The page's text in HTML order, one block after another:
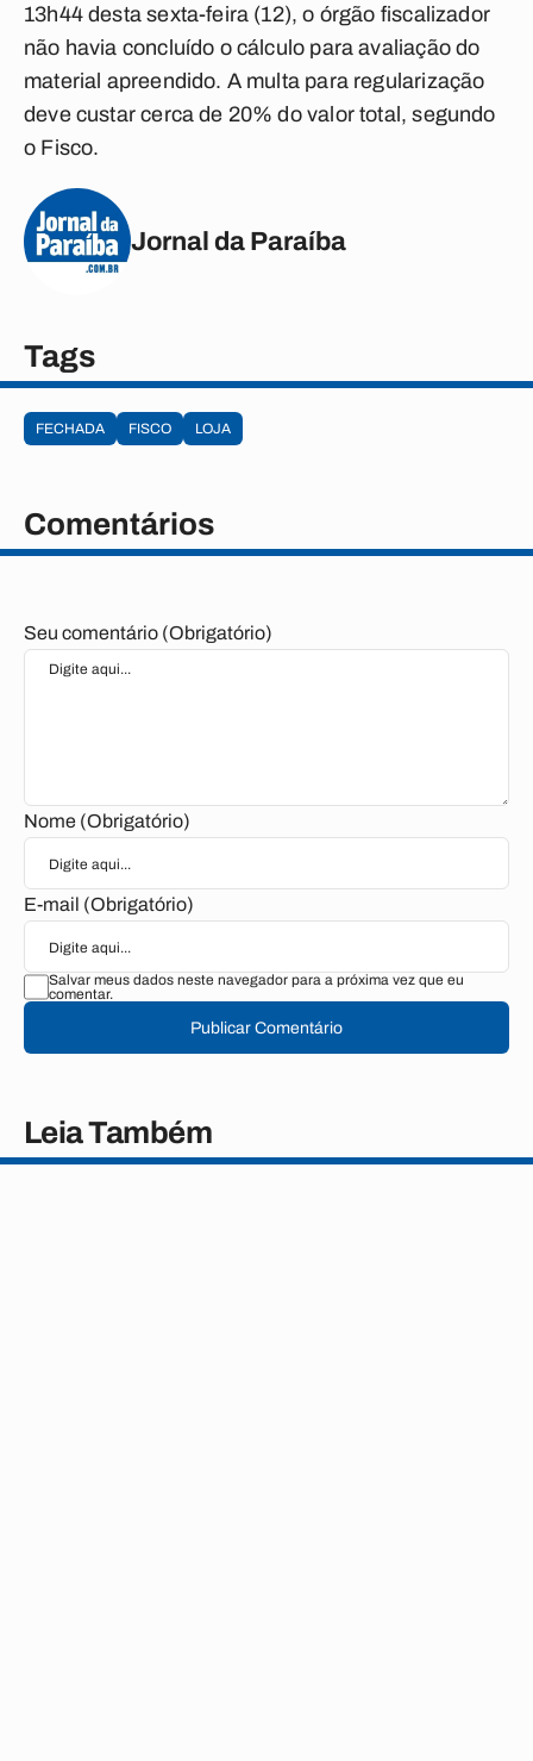
13h44 desta sexta-feira (12), o órgão fiscalizador
não havia concluído o cálculo para avaliação do
material apreendido. A multa para regularização
deve custar cerca de 20% do valor total, segundo
o Fisco.
Jornal da Paraíba
Tags
FECHADA FISCO LOJA
Comentários
Seu comentário (Obrigatório)
Nome (Obrigatório)
E-mail (Obrigatório)
Salvar meus dados neste navegador para a próxima vez que eu
comentar.
Publicar Comentário
Leia Também